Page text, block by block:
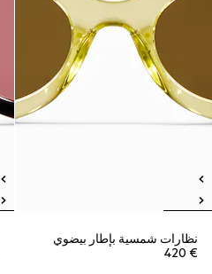
نظارات شمسية بإطار بيضوي
€ 420